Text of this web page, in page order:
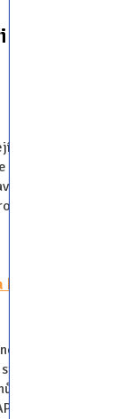
provedení
na to jít s
strategie
této
je
autorem,